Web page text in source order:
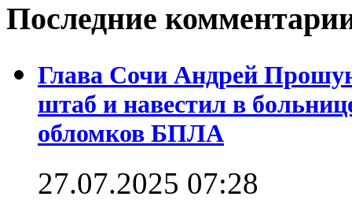
Последние
Глава Сочи Андрей
штаб и навестил в
обломков БПЛА
27.07.2025 07:28